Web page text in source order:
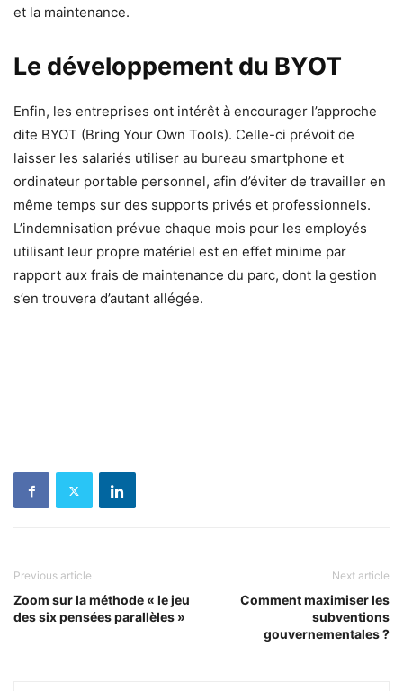
et la maintenance.
Le développement du BYOT
Enfin, les entreprises ont intérêt à encourager l’approche
dite BYOT (Bring Your Own Tools). Celle-ci prévoit de
laisser les salariés utiliser au bureau smartphone et
ordinateur portable personnel, afin d’éviter de travailler en
même temps sur des supports privés et professionnels.
L’indemnisation prévue chaque mois pour les employés
utilisant leur propre matériel est en effet minime par
rapport aux frais de maintenance du parc, dont la gestion
s’en trouvera d’autant allégée.
Previous article
Zoom sur la méthode « le jeu
des six pensées parallèles »
Next article
Comment maximiser les
subventions
gouvernementales ?